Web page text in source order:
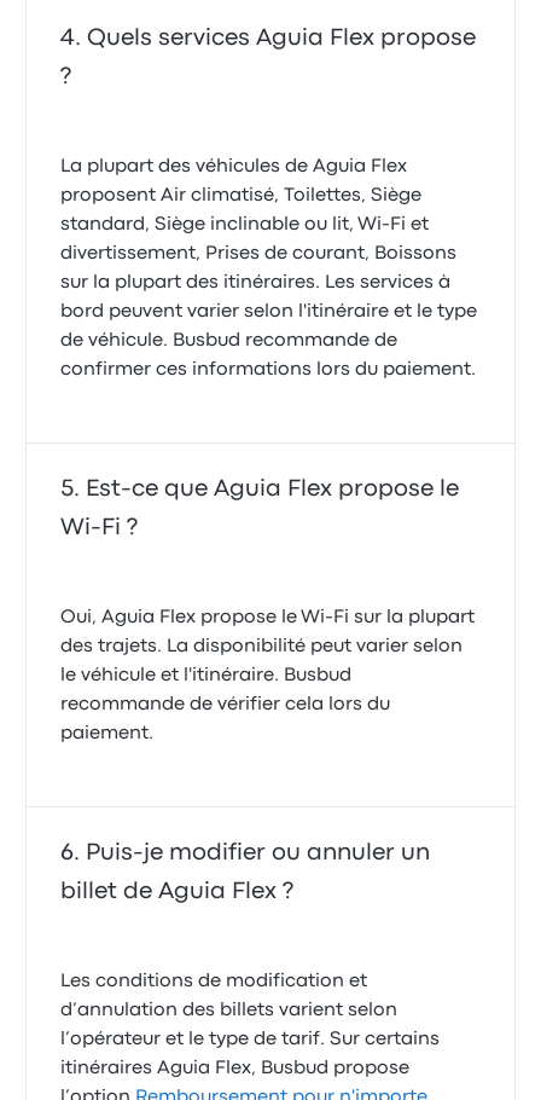
Quels services Aguia Flex propose
?
La plupart des véhicules de Aguia Flex
proposent Air climatisé, Toilettes, Siège
standard, Siège inclinable ou lit, Wi-Fi et
divertissement, Prises de courant, Boissons
sur la plupart des itinéraires. Les services à
bord peuvent varier selon l'itinéraire et le type
de véhicule. Busbud recommande de
confirmer ces informations lors du paiement.
Est-ce que Aguia Flex propose le
Wi-Fi ?
Oui, Aguia Flex propose le Wi-Fi sur la plupart
des trajets. La disponibilité peut varier selon
le véhicule et l'itinéraire. Busbud
recommande de vérifier cela lors du
paiement.
Puis-je modifier ou annuler un
billet de Aguia Flex ?
Les conditions de modification et
d’annulation des billets varient selon
l’opérateur et le type de tarif. Sur certains
itinéraires Aguia Flex, Busbud propose